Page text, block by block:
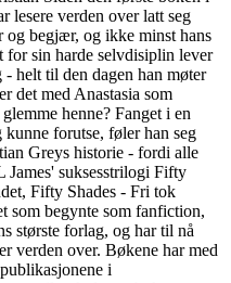
lesere verden over latt seg
og begjær, og ikke minst hans
sin harde selvdisiplin lever
helt til den dagen han møter
det med Anastasia som
henne? Fanget i en
forutse, føler han seg
Greys historie - fordi alle
suksesstrilogi Fifty
Fifty Shades - Fri tok
som begynte som fanfiction,
største forlag, og har til nå
verden over. Bøkene har med
i